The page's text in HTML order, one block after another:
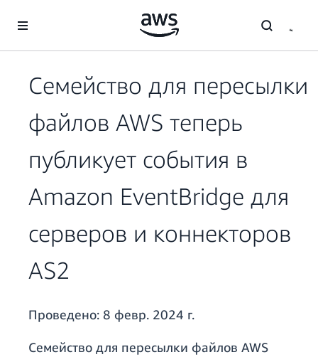
Перейти к главному контенту
Семейство для пересылки
файлов AWS теперь
публикует события в
Amazon EventBridge для
серверов и коннекторов
AS2
Проведено: 8 февр. 2024 г.
Семейство для пересылки файлов AWS